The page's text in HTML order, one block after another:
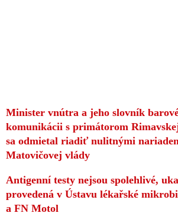
Minister vnútra a jeho slovník
komunikácii s primátorom
sa odmietal riadiť nulitnými
Matovičovej vlády
Antigenní testy nejsou spolehlivé,
provedená v Ústavu lékařské
a FN Motol